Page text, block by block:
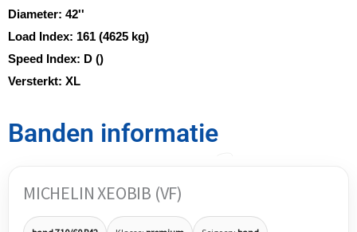
Diameter: 42''
Load Index: 161 (4625 kg)
Speed Index: D ()
Versterkt: XL
Banden informatie
MICHELIN XEOBIB (VF)